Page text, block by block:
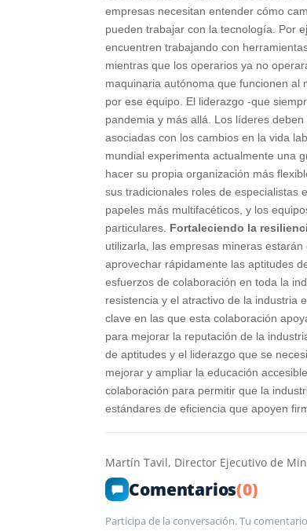
empresas necesitan entender cómo
pueden trabajar con la tecnología. Por
encuentren trabajando con
mientras que los operarios ya no
maquinaria autónoma que funcionen al
por ese equipo. El liderazgo -que
pandemia y más allá. Los líderes
asociadas con los cambios en la vida
mundial experimenta actualmente una
hacer su propia organización más
sus tradicionales roles de especialistas
papeles más multifacéticos, y los
particulares. Fortaleciendo la
utilizarla, las empresas mineras
aprovechar rápidamente las aptitudes
esfuerzos de colaboración en toda la
resistencia y el atractivo de la industria
clave en las que esta colaboración
para mejorar la reputación de la
de aptitudes y el liderazgo que se
mejorar y ampliar la educación
colaboración para permitir que la
estándares de eficiencia que apoyen
Martín Tavil, Director Ejecutivo de
Comentarios(0)
Participa de la conversación. Tu